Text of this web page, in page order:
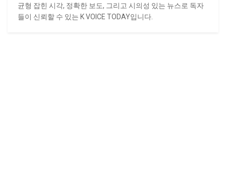
균형 잡힌 시각, 정확한 보도, 그리고 시의성 있는 뉴스로 독자
들이 신뢰할 수 있는 K VOICE TODAY입니다.